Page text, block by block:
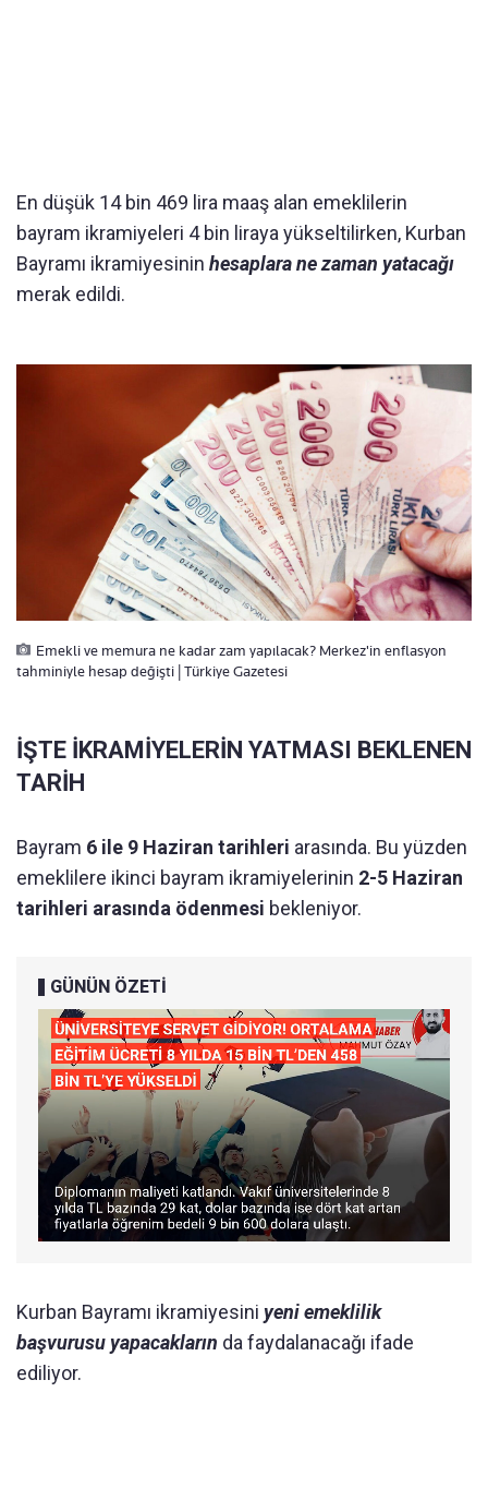
En düşük 14 bin 469 lira maaş alan emeklilerin
bayram ikramiyeleri 4 bin liraya yükseltilirken, Kurban
Bayramı ikramiyesinin hesaplara ne zaman yatacağı
merak edildi.
Emekli ve memura ne kadar zam yapılacak? Merkez'in enflasyon
tahminiyle hesap değişti | Türkiye Gazetesi
İŞTE İKRAMİYELERİN YATMASI BEKLENEN
TARİH
Bayram 6 ile 9 Haziran tarihleri arasında. Bu yüzden
emeklilere ikinci bayram ikramiyelerinin 2-5 Haziran
tarihleri arasında ödenmesi bekleniyor.
GÜNÜN ÖZETİ
Kurban Bayramı ikramiyesini yeni emeklilik
başvurusu yapacakların da faydalanacağı ifade
ediliyor.